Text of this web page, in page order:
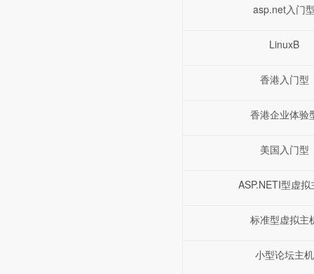
asp.net入门
LinuxB
香港入门型
香港企业体验
美国入门型
ASP.NETI型虚拟
标准型虚拟主
小型论坛主机